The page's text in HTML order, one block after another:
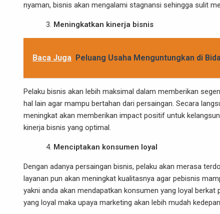
nyaman, bisnis akan mengalami stagnansi sehingga sulit
Meningkatkan kinerja bisnis
Baca Juga Peluang Usaha Menguntungkan di
Pelaku bisnis akan lebih maksimal dalam memberikan
hal lain agar mampu bertahan dari persaingan. Secara
meningkat akan memberikan impact positif untuk
kinerja bisnis yang optimal.
Menciptakan konsumen loyal
Dengan adanya persaingan bisnis, pelaku akan merasa
layanan pun akan meningkat kualitasnya agar pebisnis
yakni anda akan mendapatkan konsumen yang loyal
yang loyal maka upaya marketing akan lebih mudah